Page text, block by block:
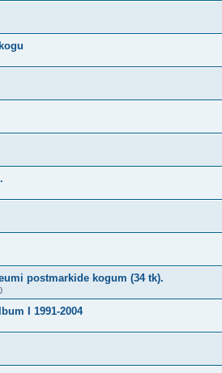
postmarkide kogum (34 tk).
I 1991-2004